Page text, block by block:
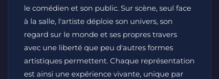
le comédien et son public. Sur scène, seul face
à la salle, l'artiste déploie son univers, son
regard sur le monde et ses propres travers
avec une liberté que peu d'autres formes
artistiques permettent. Chaque représentation
est ainsi une expérience vivante, unique par